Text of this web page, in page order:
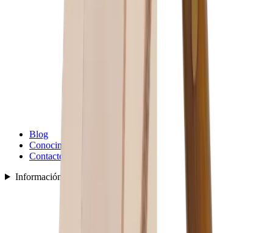
Blog
Conocimiento
Contacto
Información